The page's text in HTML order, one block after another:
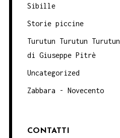
Sibille
Storie piccine
Turutun Turutun
di Giuseppe Pitrè
Uncategorized
Zabbara - Novecento
CONTATTI